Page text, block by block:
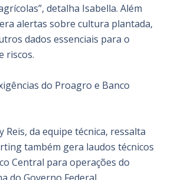
detalha Isabella. Além
alertas sobre cultura plantada,
dados essenciais para o
riscos.
do Proagro e Banco
Reis, da equipe técnica, ressalta
também gera laudos técnicos
Central para operações do